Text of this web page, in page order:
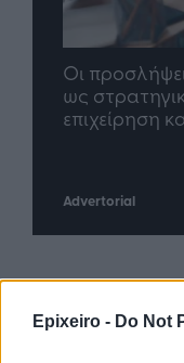
Epixeiro - Do Not
Οι
ως
επιχείρηση
Advertorial
Περισσότερα